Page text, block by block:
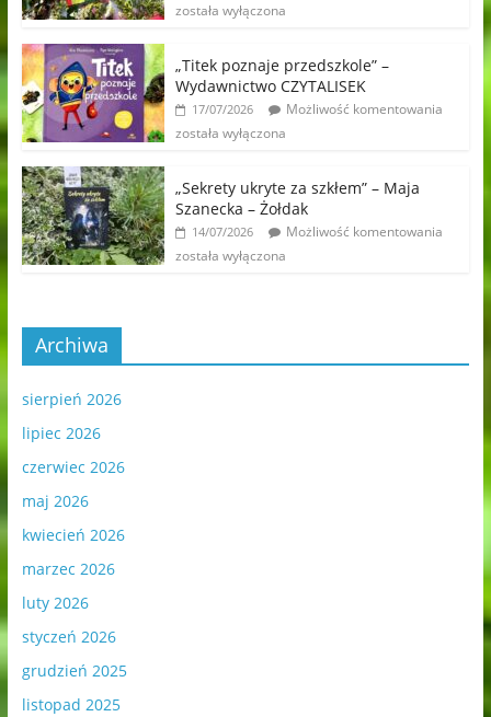
została wyłączona
„Titek poznaje przedszkole” –
Wydawnictwo CZYTALISEK
17/07/2026
Możliwość komentowania
została wyłączona
„Sekrety ukryte za szkłem” – Maja
Szanecka – Żołdak
14/07/2026
Możliwość komentowania
została wyłączona
Archiwa
sierpień 2026
lipiec 2026
czerwiec 2026
maj 2026
kwiecień 2026
marzec 2026
luty 2026
styczeń 2026
grudzień 2025
listopad 2025